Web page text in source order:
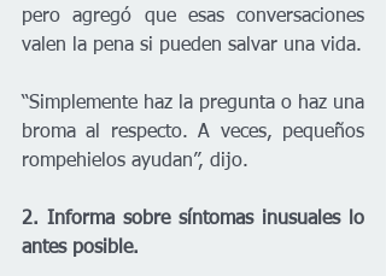
pero agregó que esas conversaciones
valen la pena si pueden salvar una vida.
“Simplemente haz la pregunta o haz una
broma al respecto. A veces, pequeños
rompehielos ayudan”, dijo.
2. Informa sobre síntomas inusuales lo
antes posible.